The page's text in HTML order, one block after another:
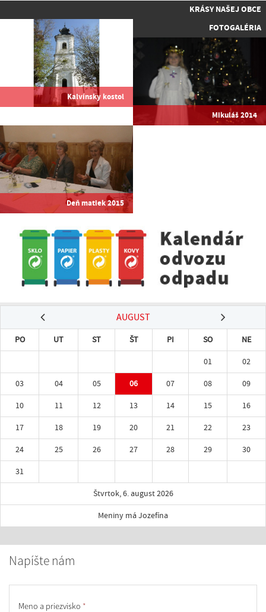
KRÁSY NAŠEJ OBCE
Kalvínsky kostol
FOTOGALÉRIA
Mikuláš 2014
Deň matiek 2015
AUGUST
PO UT ST ŠT PI SO
NE
01
02
03
04 05 06 07 08
09
10
11 12 13 14 15
16
17
18 19 20 21 22
23
24
25 26 27 28 29
30
31
Štvrtok, 6. august 2026
Meniny má Jozefína
Napíšte nám
Meno a priezvisko *